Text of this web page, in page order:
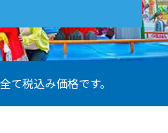
て税込み価格です。